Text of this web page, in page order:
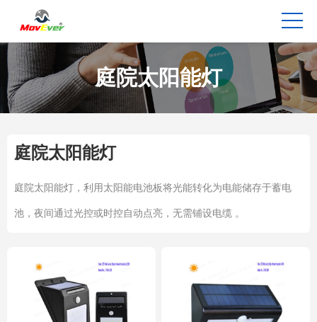
庭院太阳能灯
庭院太阳能灯
庭院太阳能灯，利用‌太阳能电池板‌将光能转化为电能储存于蓄电
池，夜间通过光控或时控自动点亮，无需铺设电缆 。‌